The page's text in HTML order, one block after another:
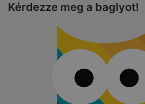
Kérdezze meg a baglyot!